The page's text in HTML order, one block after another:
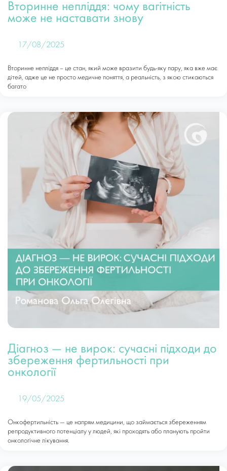
Вторинне непліддя: чому вагітність
може не наставати знову
17/08/2025
Вторинне непліддя – це стан, який може вразити будь-яку пару, яка вже має
дітей, адже це не просто медичне поняття, а реальність, з якою стикаються
багато
Діагноз — не вирок: сучасні підходи до
збереження фертильності при
онкології
19/05/2025
Онкофертильність — це напрям медицини, що займається збереженням
репродуктивного потенціалу у людей, які проходять або планують пройти
онкологічне лікування.